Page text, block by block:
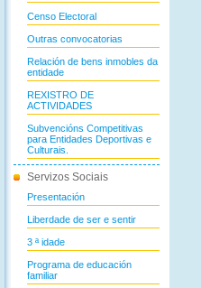
Censo Electoral
Outras convocatorias
Relación de bens inmobles da
entidade
REXISTRO DE
ACTIVIDADES
Subvencións Competitivas
para Entidades Deportivas e
Culturais.
Servizos Sociais
Presentación
Liberdade de ser e sentir
3 ª idade
Programa de educación
familiar